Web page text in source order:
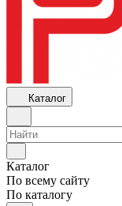
Каталог
Каталог
По всему сайту
По каталогу